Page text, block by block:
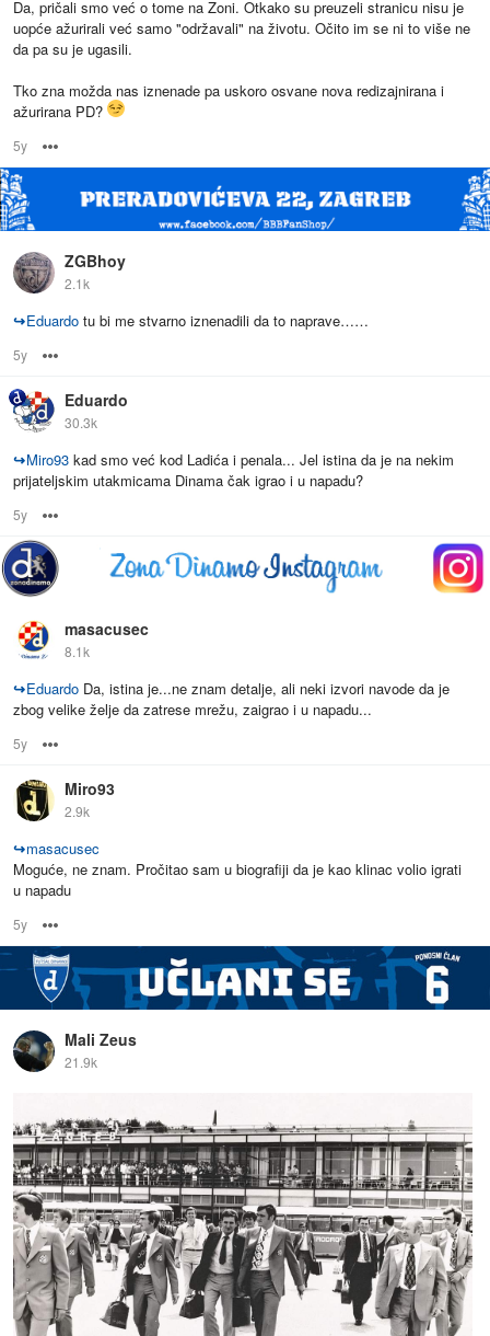
Da, pričali smo već o tome na Zoni. Otkako su preuzeli stranicu nisu je
uopće ažurirali već samo "održavali" na životu. Očito im se ni to više ne
da pa su je ugasili.
Tko zna možda nas iznenade pa uskoro osvane nova redizajnirana i
ažurirana PD?
5y
ZGBhoy
2.1k
↪Eduardo tu bi me stvarno iznenadili da to naprave……
5y
Eduardo
30.3k
↪Miro93 kad smo već kod Ladića i penala... Jel istina da je na nekim
prijateljskim utakmicama Dinama čak igrao i u napadu?
5y
masacusec
8.1k
↪Eduardo Da, istina je...ne znam detalje, ali neki izvori navode da je
zbog velike želje da zatrese mrežu, zaigrao i u napadu...
5y
Miro93
2.9k
↪masacusec
Moguće, ne znam. Pročitao sam u biografiji da je kao klinac volio igrati
u napadu
5y
Mali Zeus
21.9k